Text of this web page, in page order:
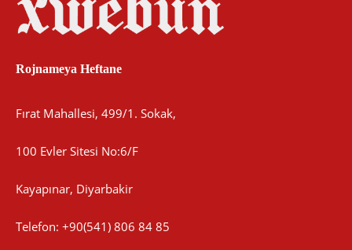
Rojnameya Heftane
Fırat Mahallesi, 499/1. Sokak,
100 Evler Sitesi No:6/F
Kayapınar, Diyarbakir
Telefon: +90(541) 806 84 85